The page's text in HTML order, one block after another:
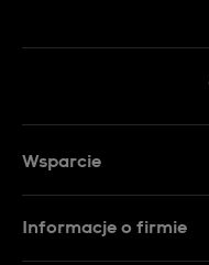
Wsparcie
Informacje o firmie